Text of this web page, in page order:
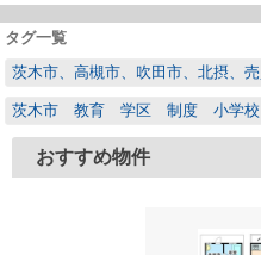
タグ一覧
茨木市、高槻市、吹田市、北摂、
茨木市 教育 学区 制度 小学
おすすめ物件